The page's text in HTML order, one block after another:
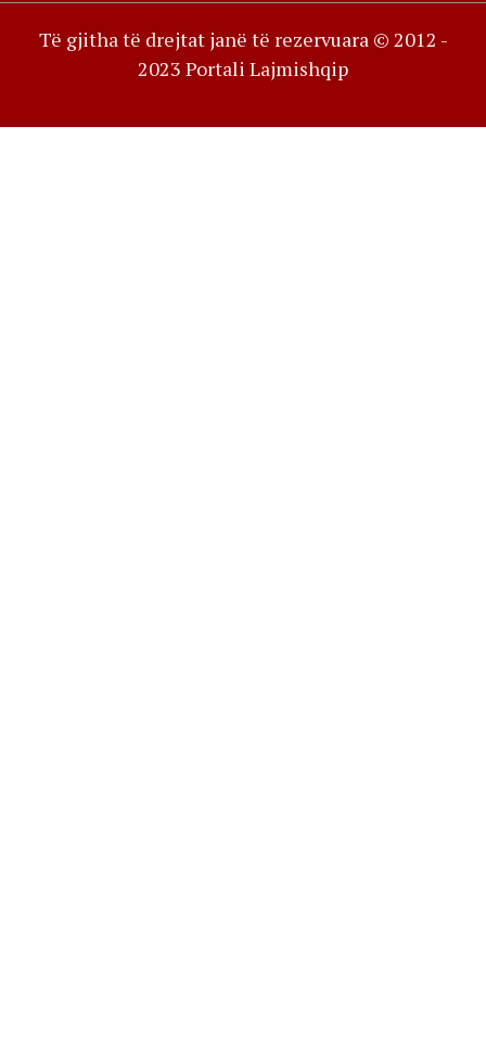
Të gjitha të drejtat janë të rezervuara © 2012 -
2023 Portali Lajmishqip